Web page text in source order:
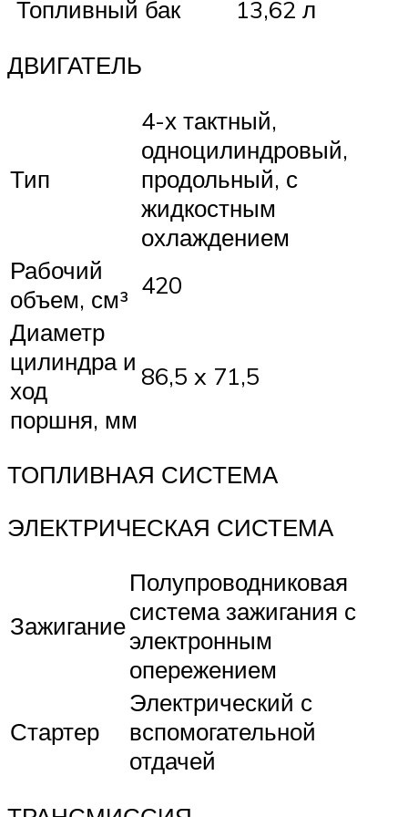
Топливный бак
13,62 л
ДВИГАТЕЛЬ
Тип
4-х тактный,
одноцилиндровый,
продольный, с
жидкостным
охлаждением
Рабочий
объем, см³ 420
Диаметр
цилиндра и
ход
поршня, мм
86,5 x 71,5
ТОПЛИВНАЯ СИСТЕМА
ЭЛЕКТРИЧЕСКАЯ СИСТЕМА
Зажигание
Полупроводниковая
система зажигания с
электронным
опережением
Стартер
Электрический с
вспомогательной
отдачей